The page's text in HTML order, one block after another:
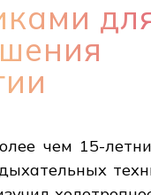
чем 15-